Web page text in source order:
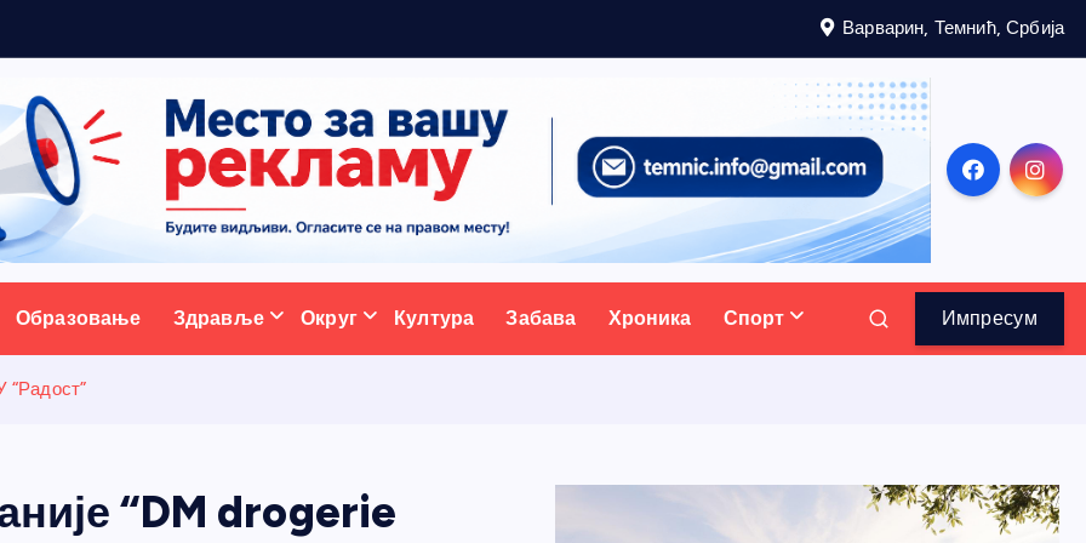
Варварин, Темнић, Србија
портал
Образовање Здравље Округ Култура Забава Хроника Спорт Импресум
“Радост”
“DM drogerie